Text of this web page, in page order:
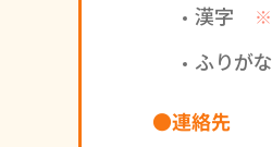
漢字
※
ふりがな
●連絡先